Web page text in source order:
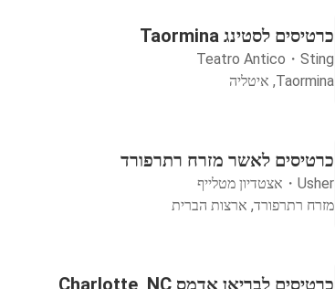
כרטיסים לסטינג Taormina
Sting
・
Teatro Antico
Taormina, איטליה
כרטיסים לאשר מזרח רתרפורד
Usher
・ אצטדיון מטלייף
מזרח רתרפורד, ארצות הברית
כרטיסים לבריאן אדמס Charlotte, NC